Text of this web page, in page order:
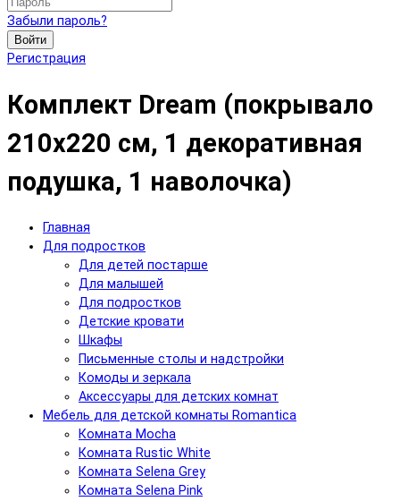
Забыли пароль?
Войти
Регистрация
Комплект Dream (покрывало
210x220 см, 1 декоративная
подушка, 1 наволочка)
Главная
Для подростков
Для детей постарше
Для малышей
Для подростков
Детские кровати
Шкафы
Письменные столы и надстройки
Комоды и зеркала
Аксессуары для детских комнат
Мебель для детской комнаты Romantica
Комната Mocha
Комната Rustic White
Комната Selena Grey
Комната Selena Pink